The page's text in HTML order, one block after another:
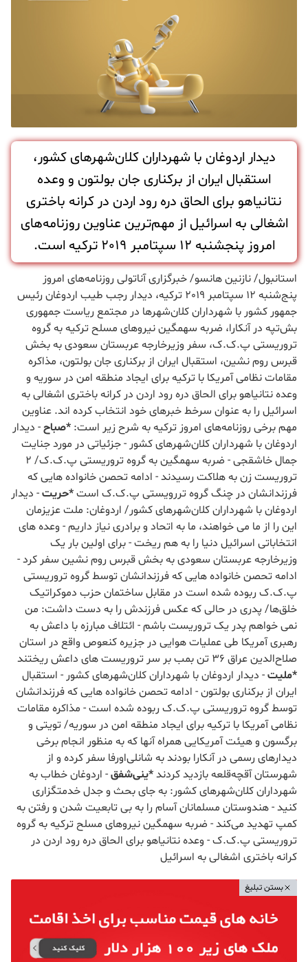
دیدار اردوغان با شهرداران کلان‌شهرهای کشور،
استقبال ایران از برکناری جان بولتون و وعده
نتانیاهو برای الحاق دره رود اردن در کرانه باختری
اشغالی به اسرائیل از مهم‌ترین عناوین روزنامه‌های
امروز پنجشنبه 12 سپتامبر 2019 ترکیه است.
استانبول/ نازنین هانسو/ خبرگزاری آناتولی روزنامه‌های امروز
پنج‌شنبه 12 سپتامبر 2019 ترکیه، دیدار رجب طیب اردوغان رئیس
جمهور کشور با شهرداران کلان‌شهرها در مجتمع ریاست جمهوری
بش‌تپه در آنکارا، ضربه سهمگین نیروهای مسلح ترکیه به گروه
تروریستی پ.ک.ک، سفر وزیرخارجه عربستان سعودی به بخش
قبرس روم نشین، استقبال ایران از برکناری جان بولتون، مذاکره
مقامات نظامی آمریکا با ترکیه برای ایجاد منطقه امن در سوریه و
وعده نتانیاهو برای الحاق دره رود اردن در کرانه باختری اشغالی به
اسرائیل را به‌‌‌ عنوان سرخط خبرهای خود انتخاب کرده اند. عناوین
مهم برخی روزنامه‌های امروز ترکیه به شرح زیر است: *صباح- دیدار
اردوغان با شهرداران کلان‌شهرهای کشور - جزئیاتی در مورد جنایت
جمال خاشقجی - ضربه سهمگین به گروه تروریستی پ.ک.ک/ 2
تروریست زن به هلاکت رسیدند - ادامه تحصن خانواده هایی که
فرزندانشان در چنگ گروه تررویستی پ.ک.ک است*حریت- دیدار
اردوغان با شهرداران کلان‌شهرهای کشور/ اردوغان: ملت عزیزمان
این را از ما می خواهند، ما به اتحاد و برادری نیاز داریم - وعده های
انتخاباتی اسرائیل دنیا را به هم ریخت - برای اولین بار یک
وزیرخارجه عربستان سعودی به بخش قبرس روم نشین سفر کرد -
ادامه تحصن خانواده هایی که فرزندانشان توسط گروه تروریستی
پ.ک.ک ربوده شده است در مقابل ساختمان حزب دموکراتیک
خلق‌ها/ پدری در حالی که عکس فرزندش را به دست داشت: من
نمی خواهم پدر یک تروریست باشم - ائتلاف مبارزه با داعش به
رهبری آمریکا طی عملیات هوایی در جزیره کنعوص واقع در استان
صلاح‌الدین عراق 36 تن بمب بر سر تروریست های داعش ریختند
*ملیت- دیدار اردوغان با شهرداران کلان‌شهرهای کشور - استقبال
ایران از برکناری بولتون - ادامه تحصن خانواده هایی که فرزندانشان
توسط گروه تروریستی پ.ک.ک ربوده شده است - مذاکره مقامات
نظامی آمریکا با ترکیه برای ایجاد منطقه امن در سوریه/ تویتی و
برگسون و هیئت‌ آمریکایی همراه آنها که به منظور انجام برخی
دیدارهای رسمی در آنکارا بودند به شانلی‌اورفا سفر کرده و از
شهرستان آقچه‌قلعه بازدید کردند*ینی‌شفق- اردوغان خطاب به
شهرداران کلان‌شهرهای کشور: به جای بحث و جدل خدمتگزاری
کنید - هندوستان مسلمانان آسام را به بی تابعیت شدن و رفتن به
کمپ تهدید می‌کند - ضربه سهمگین نیروهای مسلح ترکیه به گروه
تروریستی پ.ک.ک - وعده نتانیاهو برای الحاق دره رود اردن در
کرانه باختری اشغالی به اسرائیل
بستن تبلیغ